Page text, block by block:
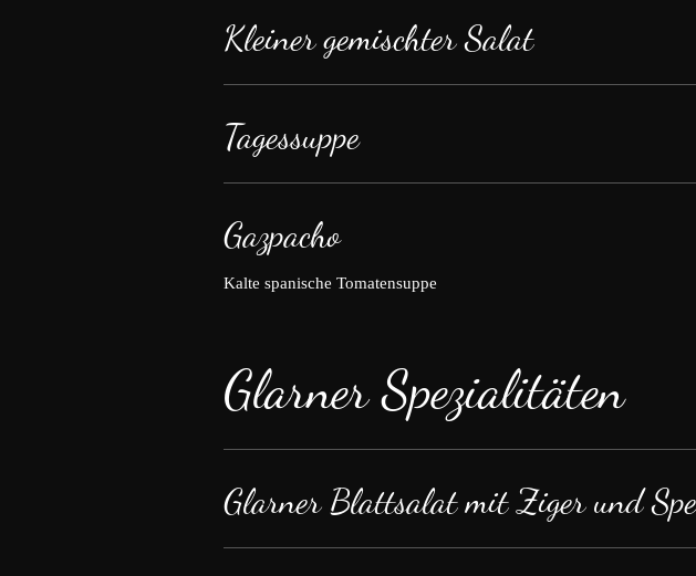
Kleiner gemischter Salat
Tagessuppe
Gazpacho
Kalte spanische Tomatensuppe
Glarner Spezialitäten
Glarner Blattsalat mit Ziger und